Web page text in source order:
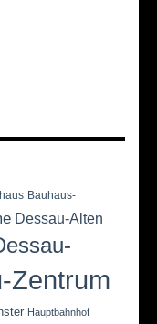
Bauhaus-
Dessau-Alten
Zentrum
Hauptbahnhof